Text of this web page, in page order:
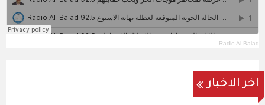
Radio Al-Balad
اخر الاخبار